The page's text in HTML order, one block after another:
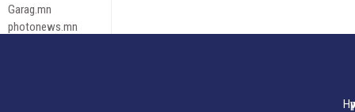
Garag.mn
photonews.mn